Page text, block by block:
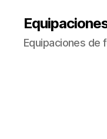
Equipaciones de